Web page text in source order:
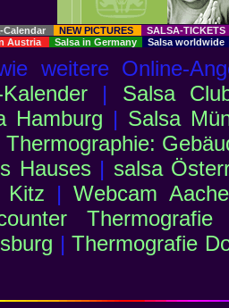
Calendar NEW PICTURES
SALSA-
Austria
Salsa in Germany Salsa worldwide
weitere Online-
| Salsa
Hamburg | Salsa
Thermographie:
Hauses| salsa
Kitz |Webcam
Thermografie
|Thermografie